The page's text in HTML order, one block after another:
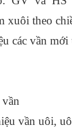
xuôi theo
các vần
vần
vần uôi,